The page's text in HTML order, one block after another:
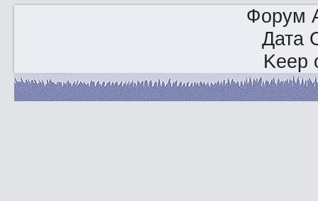
Форум
Дата
Keep